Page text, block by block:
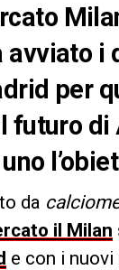
avviato i
per
futuro di
da
il Milan
e con i